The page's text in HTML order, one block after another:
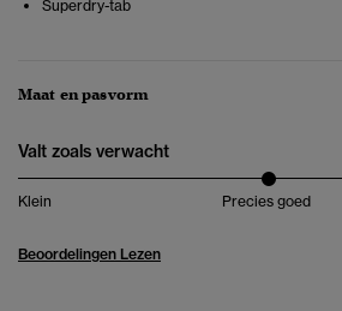
Superdry-tab
Maat en pasvorm
Valt zoals verwacht
Klein Precies goed
Beoordelingen Lezen